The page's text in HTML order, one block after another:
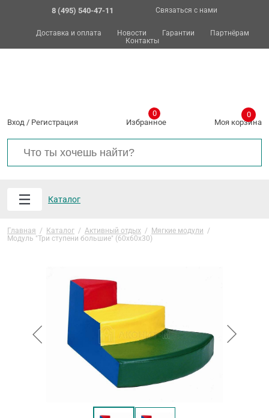
8 (495) 540-47-11 Связаться с нами
Доставка и оплата Новости Гарантии
Партнёрам
Контакты
Вход / Регистрация Избранное
0
Моя корзина
0
Каталог
Главная / Каталог / Активный отдых / Мягкие модули /
Модуль "Три ступени большие" (60х60х30)